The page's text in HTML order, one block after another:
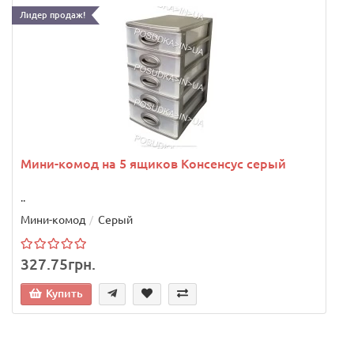
Лидер продаж!
Мини-комод на 5 ящиков Консенсус серый
..
Мини-комод
Серый
327.75грн.
Купить